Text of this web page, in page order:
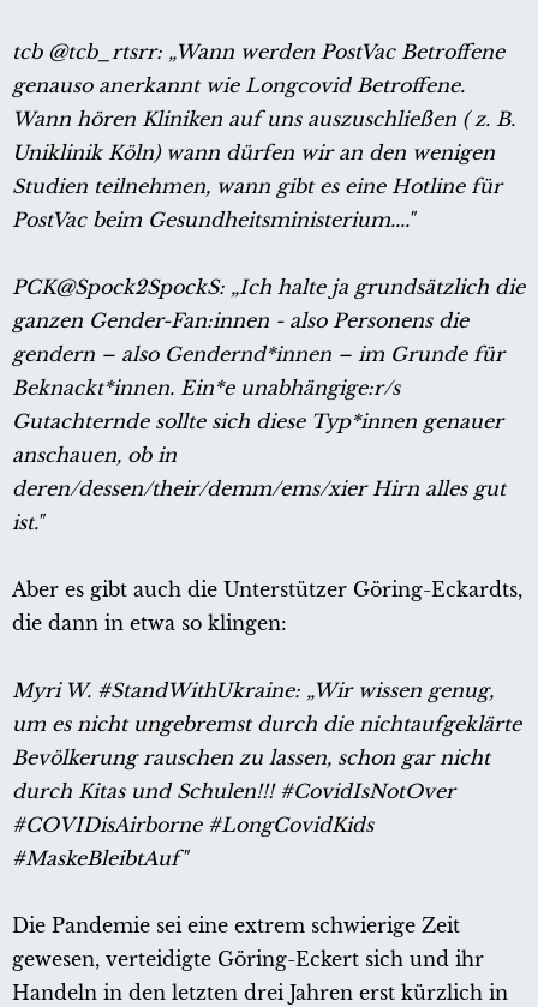
tcb @tcb_rtsrr: „Wann werden PostVac Betroffene
genauso anerkannt wie Longcovid Betroffene.
Wann hören Kliniken auf uns auszuschließen ( z. B.
Uniklinik Köln) wann dürfen wir an den wenigen
Studien teilnehmen, wann gibt es eine Hotline für
PostVac beim Gesundheitsministerium...."
PCK@Spock2SpockS: „Ich halte ja grundsätzlich die
ganzen Gender-Fan:innen - also Personens die
gendern – also Gendernd*innen – im Grunde für
Beknackt*innen. Ein*e unabhängige:r/s
Gutachternde sollte sich diese Typ*innen genauer
anschauen, ob in
deren/dessen/their/demm/ems/xier Hirn alles gut
ist."
Aber es gibt auch die Unterstützer Göring-Eckardts,
die dann in etwa so klingen:
Myri W. #StandWithUkraine: „Wir wissen genug,
um es nicht ungebremst durch die nichtaufgeklärte
Bevölkerung rauschen zu lassen, schon gar nicht
durch Kitas und Schulen!!! #CovidIsNotOver
#COVIDisAirborne #LongCovidKids
#MaskeBleibtAuf"
Die Pandemie sei eine extrem schwierige Zeit
gewesen, verteidigte Göring-Eckert sich und ihr
Handeln in den letzten drei Jahren erst kürzlich in